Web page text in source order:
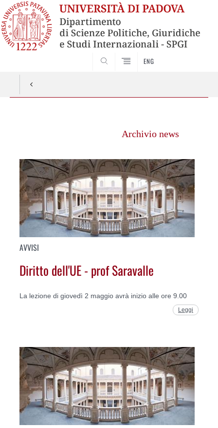
ENG
Archivio news
AVVISI
Diritto dell'UE - prof Saravalle
La lezione di giovedì 2 maggio avrà inizio alle ore 9.00
Leggi